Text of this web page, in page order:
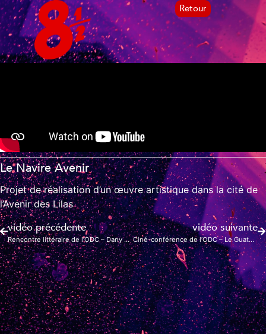
Retour
Le Navire Avenir
Projet de réalisation d’un œuvre artistique dans la cité de
l’Avenir des Lilas
vidéo précédente
Rencontre littéraire de l’ODC – Dany Héricourt
vidéo suivante
Ciné-conférence de l’ODC – Le Guatemala